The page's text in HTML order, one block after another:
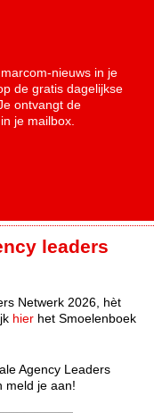
nieuws in je
de gratis dagelijkse
ontvangt de
je mailbox.
leaders
Netwerk 2026, hèt
hier het Smoelenboek
Agency Leaders
meld je aan!